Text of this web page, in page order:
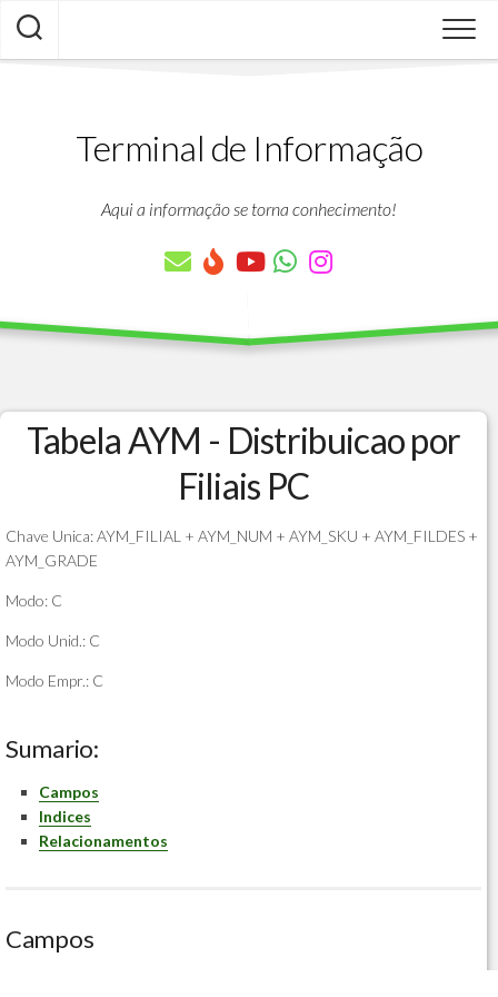
Skip
content
Terminal de Informação
Aqui a informação se torna conhecimento!
Tabela AYM - Distribuicao por
Filiais PC
Chave Unica: AYM_FILIAL + AYM_NUM + AYM_SKU + AYM_FILDES +
AYM_GRADE
Modo: C
Modo Unid.: C
Modo Empr.: C
Sumario:
Campos
Indices
Relacionamentos
Campos